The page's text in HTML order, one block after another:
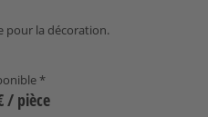
pour la décoration.
*
/ pièce